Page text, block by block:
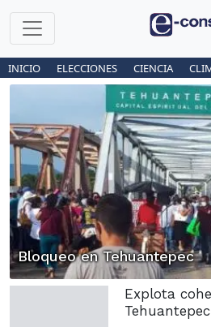
INICIO ELECCIONES CIENCIA
Bloqueo en Tehuantepec
Explota
Tehuantepec